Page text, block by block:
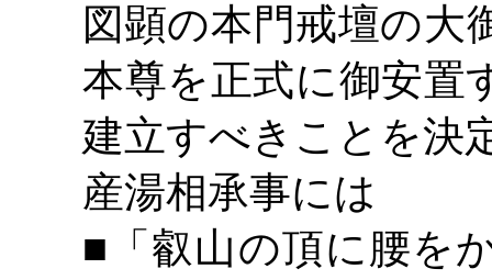
図顕の本門戒壇の大
本尊を正式に御安置
建立すべきことを決
産湯相承事には
■「叡山の頂に腰を